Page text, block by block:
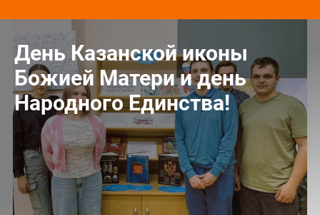
День Казанской иконы
Божией Матери и день
Народного Единства!